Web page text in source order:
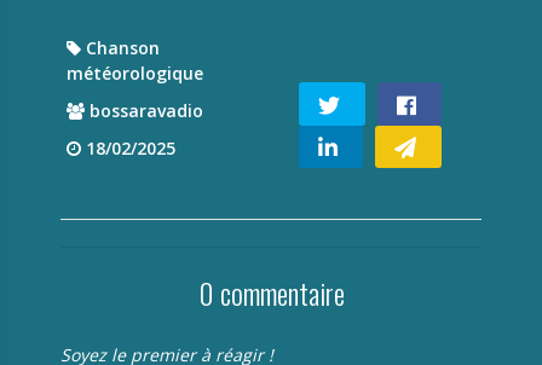
Chanson
météorologique
bossaravadio
18/02/2025
0 commentaire
Soyez le premier à réagir !